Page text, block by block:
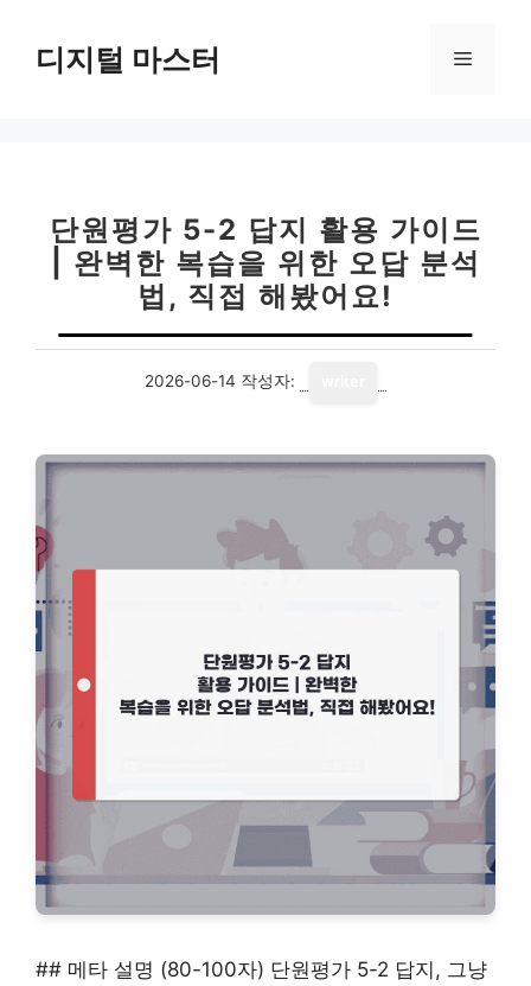
디지털 마스터 메
단원평가 5-2 답지 활용 가이드
| 완벽한 복습을 위한 오답 분석
법, 직접 해봤어요!
2026-06-14 작성자:
## 메타 설명 (80-100자) 단원평가 5-2 답지, 그냥